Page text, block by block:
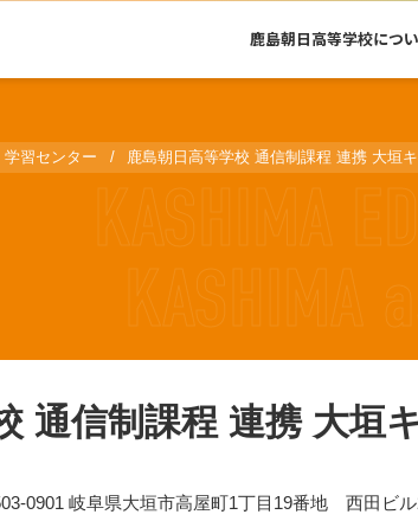
鹿島朝日高等学校につ
学習センター 鹿島朝日高等学校 通信制課程 連携 大垣
通信制課程 連携 大垣
0901 岐阜県大垣市高屋町1丁目19番地 西田ビ